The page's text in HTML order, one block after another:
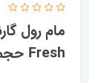
Fresh حجم 50 میل